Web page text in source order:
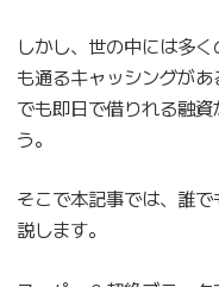
しかし、世の中には多
も通るキャッシングが
でも即日で借りれる融
う。
そこで本記事では、誰
説します。